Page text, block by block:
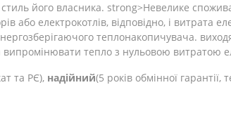
його власника. strong>Невелике
або електрокотлів, відповідно, і витрата
теплонакопичувача.
тепло з нульовою витратою
та РЄ), надійний(5 років обмінної гарантії,